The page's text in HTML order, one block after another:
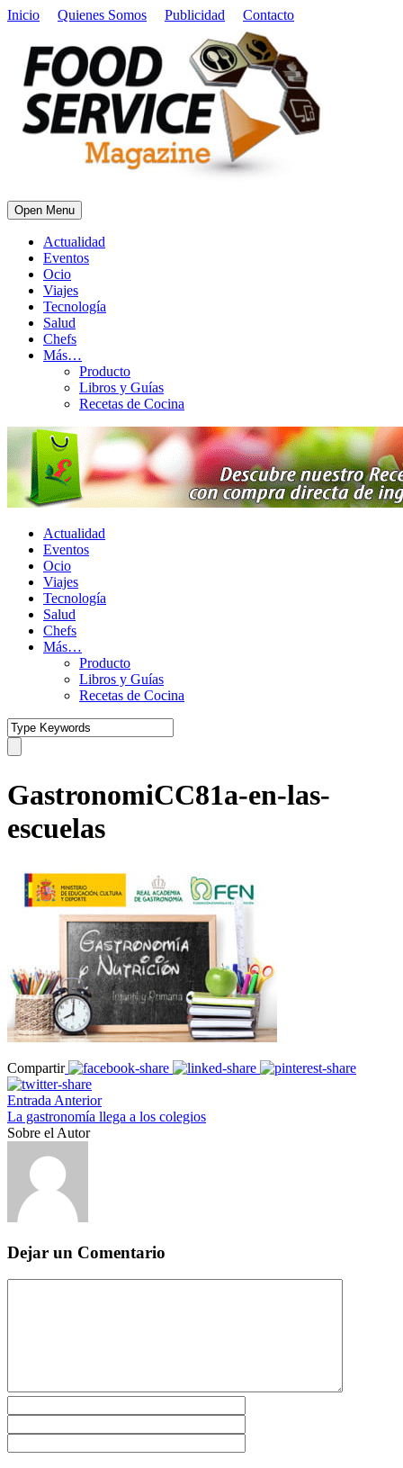
Inicio Quienes Somos Publicidad Contacto
Open Menu
Actualidad
Eventos
Ocio
Viajes
Tecnología
Salud
Chefs
Más…
Producto
Libros y Guías
Recetas de Cocina
Actualidad
Eventos
Ocio
Viajes
Tecnología
Salud
Chefs
Más…
Producto
Libros y Guías
Recetas de Cocina
GastronomiCC81a-en-las-
escuelas
Compartir
Entrada Anterior
La gastronomía llega a los colegios
Sobre el Autor
Dejar un Comentario